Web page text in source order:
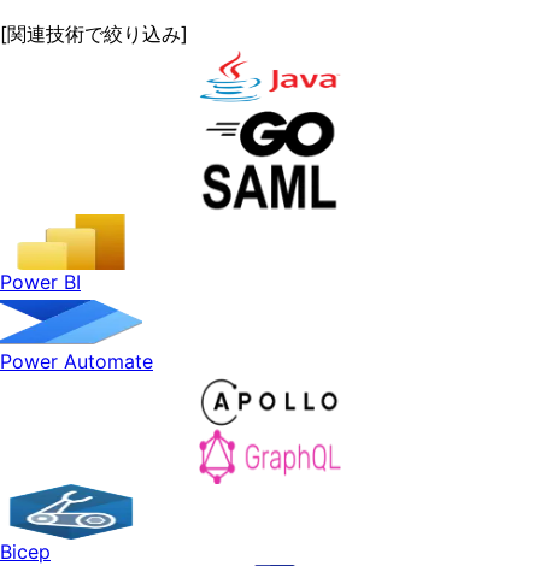
[関連技術で絞り込み]
Power BI
Power Automate
Bicep